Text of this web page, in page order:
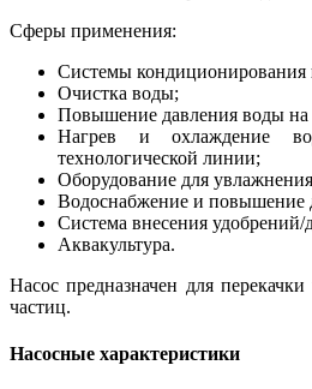
Сферы применения:
Системы кондиционирования
Очистка воды;
Повышение давления воды на
Нагрев и охлаждение
технологической линии;
Оборудование для
Водоснабжение и повышение
Система внесения удобрений/
Аквакультура.
Насос предназначен для
частиц.
Насосные характеристики